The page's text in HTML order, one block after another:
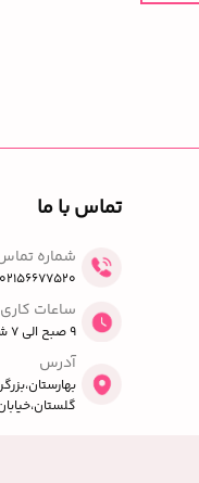
تماس با ما
شماره
02156677520
ساعات کاری
9 صبح الی 7 شب
آدرس